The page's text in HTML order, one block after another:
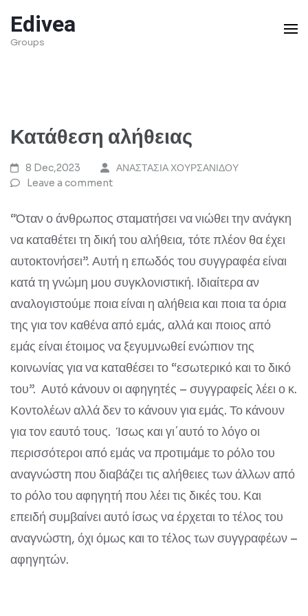
to
content
Edivea
Groups
Κατάθεση αλήθειας
8 Dec,2023
ΑΝΑΣΤΑΣΙΑ ΧΟΥΡΣΑΝΙΔΟΥ
Leave a comment
“Όταν ο άνθρωπος σταματήσει να νιώθει την ανάγκη
να καταθέτει τη δική του αλήθεια, τότε πλέον θα έχει
αυτοκτονήσει”. Αυτή η επωδός του συγγραφέα είναι
κατά τη γνώμη μου συγκλονιστική. Ιδιαίτερα αν
αναλογιστούμε ποια είναι η αλήθεια και ποια τα όρια
της για τον καθένα από εμάς, αλλά και ποιος από
εμάς είναι έτοιμος να ξεγυμνωθεί ενώπιον της
κοινωνίας για να καταθέσει το “εσωτερικό και το δικό
του”. Αυτό κάνουν οι αφηγητές – συγγραφείς λέει ο κ.
Κοντολέων αλλά δεν το κάνουν για εμάς. Το κάνουν
για τον εαυτό τους. Ίσως και γι΄αυτό το λόγο οι
περισσότεροι από εμάς να προτιμάμε το ρόλο του
αναγνώστη που διαβάζει τις αλήθειες των άλλων από
το ρόλο του αφηγητή που λέει τις δικές του. Και
επειδή συμβαίνει αυτό ίσως να έρχεται το τέλος του
αναγνώστη, όχι όμως και το τέλος των συγγραφέων –
αφηγητών.